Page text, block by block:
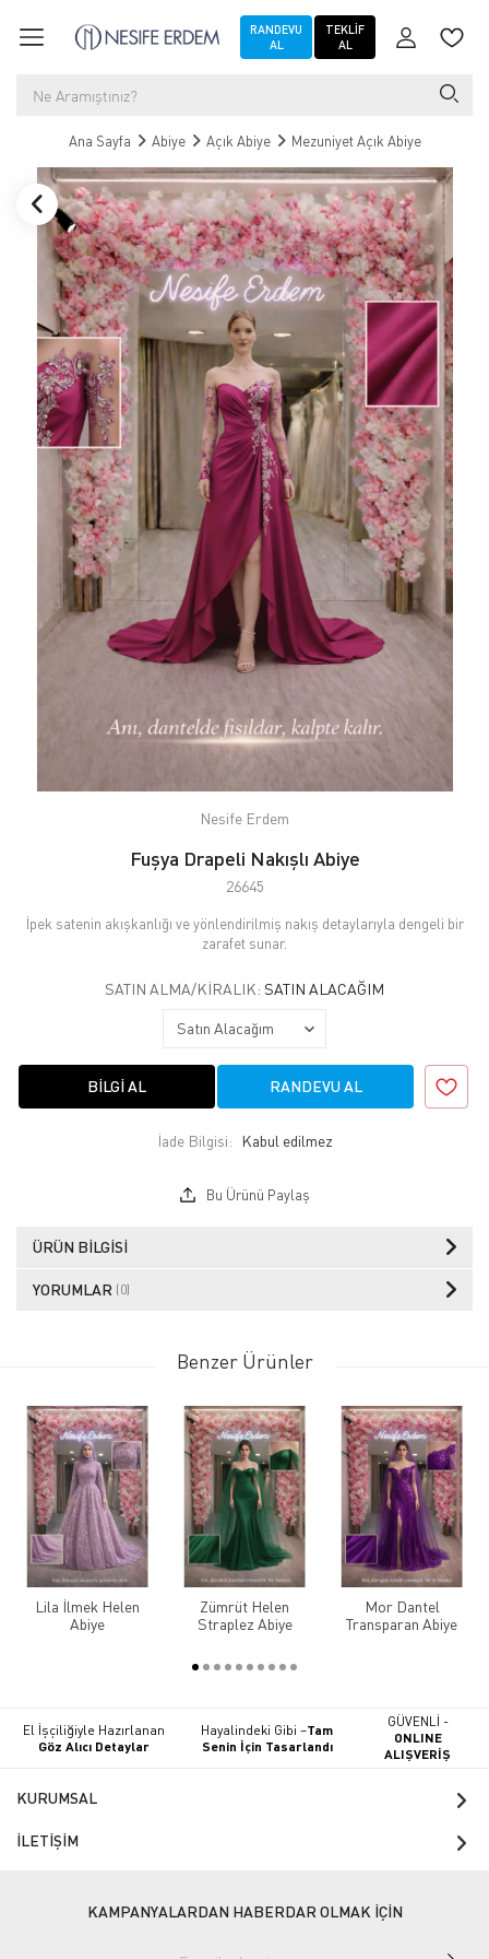
RANDEVU
AL
TEKLIF
AL
Ana Sayfa Abiye Açık Abiye Mezuniyet Açık Abiye
Nesife Erdem
Fuşya Drapeli Nakışlı Abiye
26645
İpek satenin akışkanlığı ve yönlendirilmiş nakış detaylarıyla dengeli bir
zarafet sunar.
SATIN ALMA/KIRALIK: SATIN ALACAĞIM
BILGI AL RANDEVU AL
İade Bilgisi:
Bu Ürünü Paylaş
ÜRÜN BILGISI
YORUMLAR (0)
Benzer Ürünler
Lila İlmek Helen
Abiye
Zümrüt Helen
Straplez Abiye
Mor Dantel
Transparan Abiye
El İşçiliğiyle Hazırlanan
Göz Alıcı Detaylar
Hayalindeki Gibi –Tam
Senin İçin Tasarlandı
GÜVENLİ -
ONLINE
ALIŞVERİŞ
KURUMSAL
İLETİŞİM
KAMPANYALARDAN HABERDAR OLMAK İÇİN